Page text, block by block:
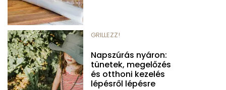
GRILLEZZ!
Napszúrás nyáron:
tünetek, megelőzés
és otthoni kezelés
lépésről lépésre